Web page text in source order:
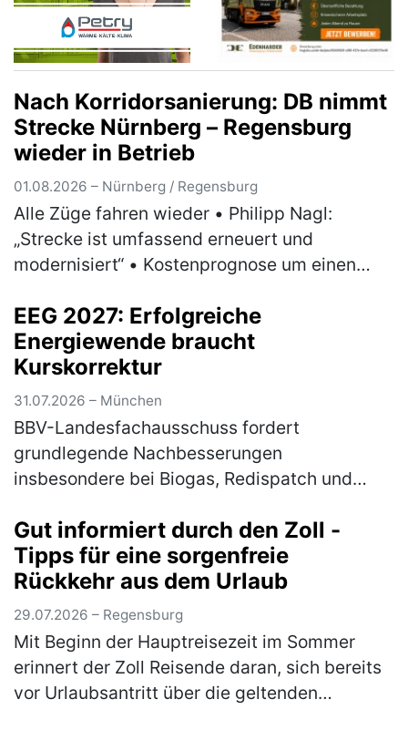
Nach Korridorsanierung: DB nimmt
Strecke Nürnberg – Regensburg
wieder in Betrieb
01.08.2026 – Nürnberg / Regensburg
Alle Züge fahren wieder • Philipp Nagl:
„Strecke ist umfassend erneuert und
modernisiert“ • Kostenprognose um einen
Positive Bilanz zu Umleiterkonzept und Ers…
(mehr)
EEG 2027: Erfolgreiche
Energiewende braucht
Kurskorrektur
31.07.2026 – München
BBV-Landesfachausschuss fordert
grundlegende Nachbesserungen
insbesondere bei Biogas, Redispatch und
Bundeskabinett die Novelle für das
Erneuerbare-Energien-Gesetz (EE…
Gut informiert durch den Zoll -
Tipps für eine sorgenfreie
Rückkehr aus dem Urlaub
29.07.2026 – Regensburg
Mit Beginn der Hauptreisezeit im Sommer
erinnert der Zoll Reisende daran, sich bereits
vor Urlaubsantritt über die geltenden